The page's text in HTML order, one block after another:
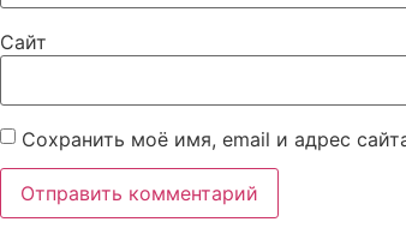
Сайт
Сохранить моё имя, email и адрес